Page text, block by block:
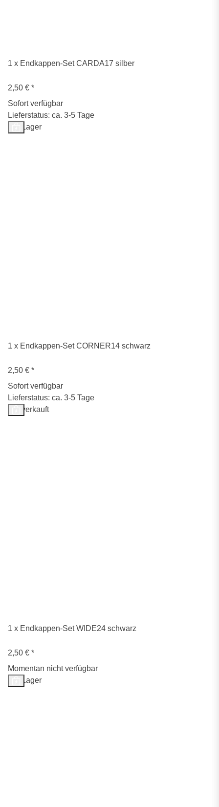
1 x Endkappen-Set CARDA17 silber
2,50 € *
Sofort verfügbar
Lieferstatus: ca. 3-5 Tage
Auf Lager
1 x Endkappen-Set CORNER14 schwarz
2,50 € *
Sofort verfügbar
Lieferstatus: ca. 3-5 Tage
Ausverkauft
1 x Endkappen-Set WIDE24 schwarz
2,50 € *
Momentan nicht verfügbar
Auf Lager